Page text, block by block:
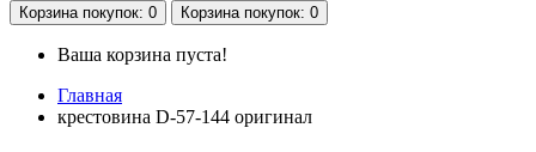
Корзинапокупок: 0 Корзинапокупок: 0
Ваша корзина пуста!
Главная
крестовина D-57-144 оригинал